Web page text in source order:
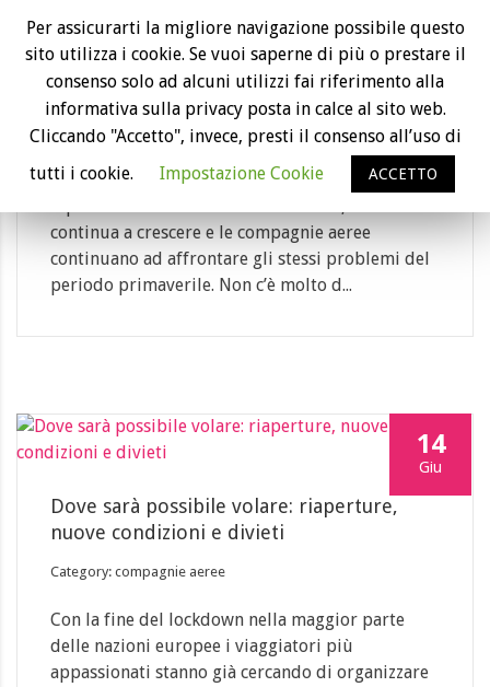
22
Dic
Ryanair in crisi a causa del covid: riduzione
dei voli e chiusura di basi
continua a crescere e le compagnie aeree
continuano ad affrontare gli stessi problemi del
periodo primaverile. Non c’è molto d...
14
Giu
Dove sarà possibile volare: riaperture,
nuove condizioni e divieti
Category: compagnie aeree
Con la fine del lockdown nella maggior parte
delle nazioni europee i viaggiatori più
appassionati stanno già cercando di organizzare
Per assicurarti la migliore navigazione possibile questo
sito utilizza i cookie. Se vuoi saperne di più o prestare il
consenso solo ad alcuni utilizzi fai riferimento alla
informativa sulla privacy posta in calce al sito web.
Cliccando "Accetto", invece, presti il consenso all’uso di
tutti i cookie.
Impostazione Cookie ACCETTO